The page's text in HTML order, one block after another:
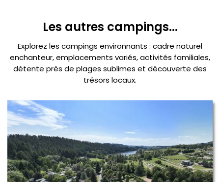
Les autres campings...
Explorez les campings environnants : cadre naturel
enchanteur, emplacements variés, activités familiales,
détente près de plages sublimes et découverte des
trésors locaux.